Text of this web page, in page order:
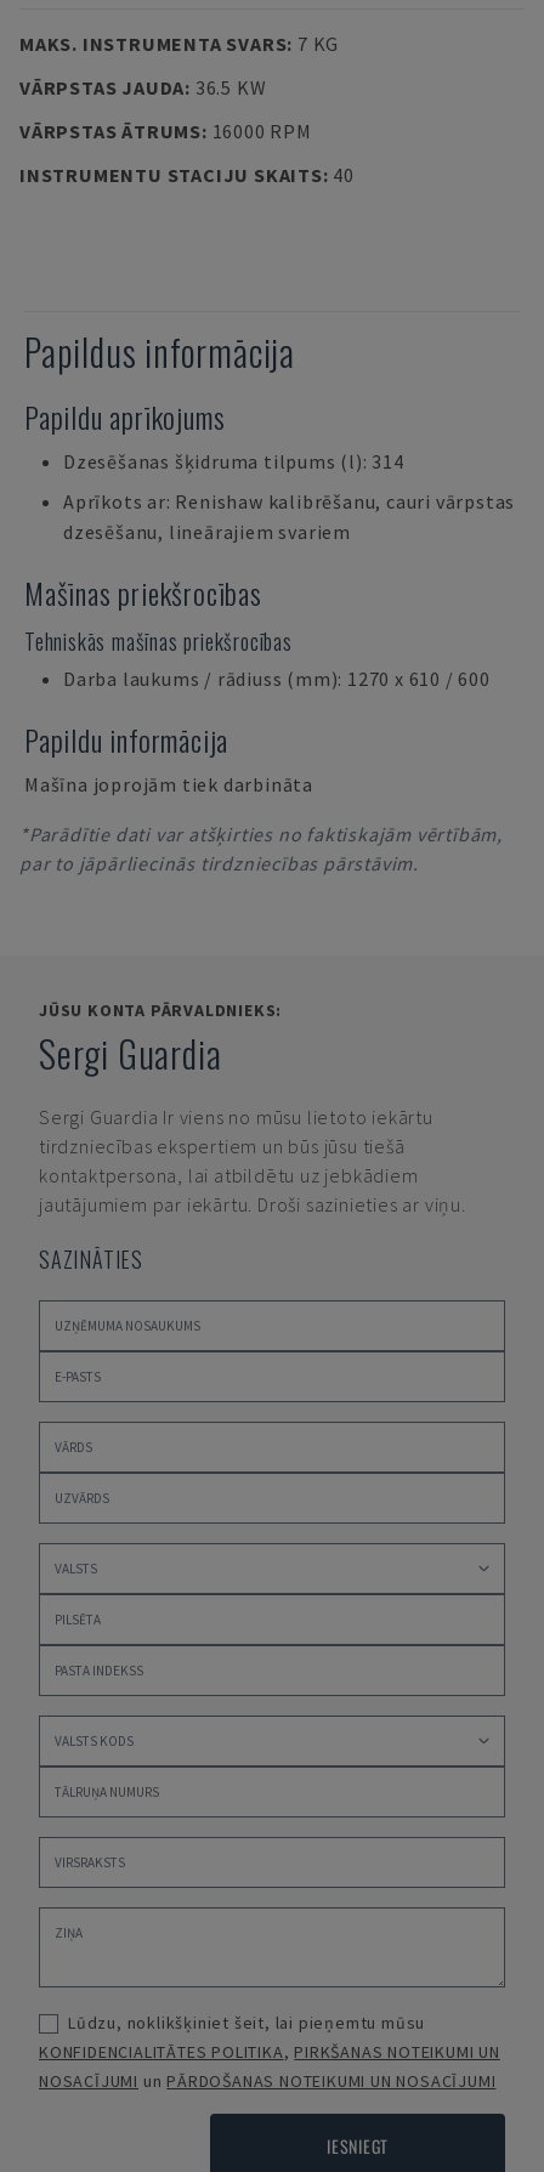
MAKS. INSTRUMENTA SVARS: 7 KG
VĀRPSTAS JAUDA: 36.5 KW
VĀRPSTAS ĀTRUMS: 16000 RPM
INSTRUMENTU STACIJU SKAITS: 40
Papildus informācija
Papildu aprīkojums
Dzesēšanas šķidruma tilpums (l): 314
Aprīkots ar: Renishaw kalibrēšanu, cauri vārpstas
dzesēšanu, lineārajiem svariem
Mašīnas priekšrocības
Tehniskās mašīnas priekšrocības
Darba laukums / rādiuss (mm): 1270 x 610 / 600
Papildu informācija
Mašīna joprojām tiek darbināta
*Parādītie dati var atšķirties no faktiskajām vērtībām,
par to jāpārliecinās tirdzniecības pārstāvim.
JŪSU KONTA PĀRVALDNIEKS:
Sergi Guardia
Sergi Guardia Ir viens no mūsu lietoto iekārtu
tirdzniecības ekspertiem un būs jūsu tiešā
kontaktpersona, lai atbildētu uz jebkādiem
jautājumiem par iekārtu. Droši sazinieties ar viņu.
SAZINĀTIES
Lūdzu, noklikšķiniet šeit, lai pieņemtu mūsu
KONFIDENCIALITĀTES POLITIKA, PIRKŠANAS NOTEIKUMI UN
NOSACĪJUMI un PĀRDOŠANAS NOTEIKUMI UN NOSACĪJUMI
IESNIEGT